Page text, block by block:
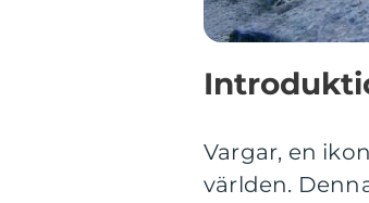
Vargar, en
världen.